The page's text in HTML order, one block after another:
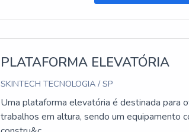
PLATAFORMA ELEVATÓRIA
SKINTECH TECNOLOGIA / SP
Uma plataforma elevatória é destinada para
trabalhos em altura, sendo um equipamento